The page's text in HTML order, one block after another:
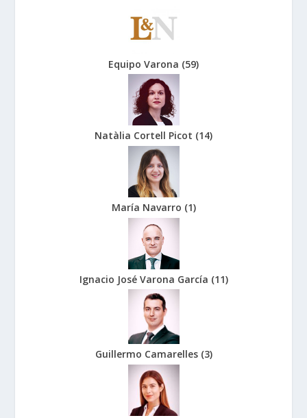
Equipo Varona (59)
Natàlia Cortell Picot (14)
María Navarro (1)
Ignacio José Varona García (11)
Guillermo Camarelles (3)